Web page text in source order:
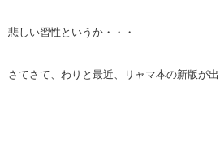
悲しい習性というか・・・
さてさて、わりと最近、リャマ本の新版が